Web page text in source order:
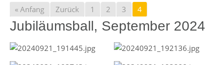
« Anfang Zurück 1 2 3 4
Jubiläumsball, September 2024